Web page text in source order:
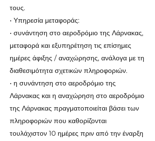
τους.
• Υπηρεσία μεταφοράς:
• συνάντηση στο αεροδρόμιο της Λάρνακας,
μεταφορά και εξυπηρέτηση τις επίσημες
ημέρες άφιξης / αναχώρησης, ανάλογα με τη
διαθεσιμότητα σχετικών πληροφοριών.
• η συνάντηση στο αεροδρόμιο της
Λάρνακας και η αναχώρηση στο αεροδρόμιο
της Λάρνακας πραγματοποιείται βάσει των
πληροφοριών που καθορίζονται
τουλάχιστον 10 ημέρες πριν από την έναρξη